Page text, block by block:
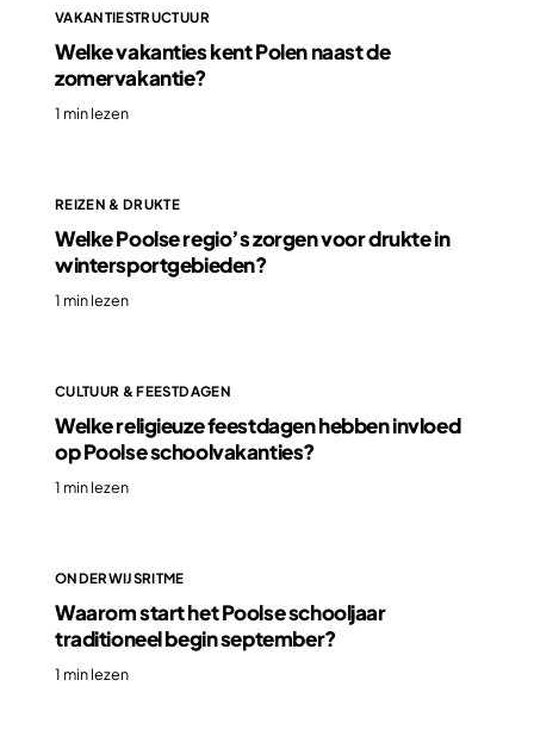
VAKANTIESTRUCTUUR
Welke vakanties kent Polen naast de
zomervakantie?
1 min lezen
REIZEN & DRUKTE
Welke Poolse regio’s zorgen voor drukte in
wintersportgebieden?
1 min lezen
CULTUUR & FEESTDAGEN
Welke religieuze feestdagen hebben invloed
op Poolse schoolvakanties?
1 min lezen
ONDERWIJSRITME
Waarom start het Poolse schooljaar
traditioneel begin september?
1 min lezen